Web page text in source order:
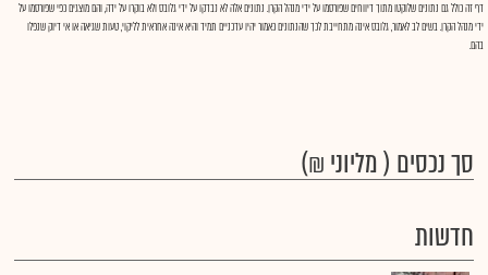
דף זה כולל גם נתונים שלוקטו מתוך דיווחים שפורסמו על ידי מנהל הקרן. נתונים אלה לא נבדקו על ידי גלובס ולא בוקרו על ידה, והם מוצגים כפי שפורסמו על
ידי מנהל הקרן. בשים לב לאמור, גלובס אינה מתחייבת לכך שהנתונים כאמור יהיו עדכניים תמיד והיא אינה אחראית לליקוי, טעות שגיאה או אי דיוק שנפלו
בהם.
סך נכסים ( מליוני ₪)
חדשות